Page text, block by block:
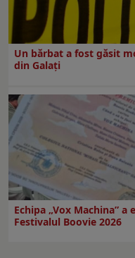
Un bărbat a fost găsit
din Galați
Echipa „Vox Machina”
Festivalul Boovie 2026